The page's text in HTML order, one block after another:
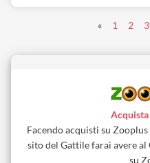
« 1 2 3
Facendo acquisti su
sito del Gattile farai avere
su